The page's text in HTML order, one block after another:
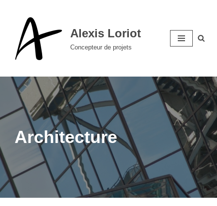
contenu
Alexis Loriot
Concepteur de projets
Architecture